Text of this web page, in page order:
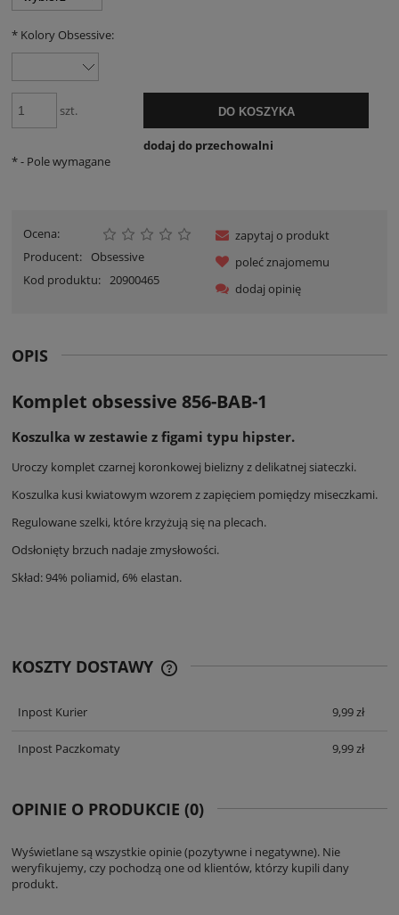
* Kolory Obsessive:
szt. DO KOSZYKA
dodaj do przechowalni
*- Pole wymagane
Ocena:
Producent:
Obsessive
Kod produktu: 20900465
zapytaj o produkt
poleć znajomemu
dodaj opinię
OPIS
Komplet obsessive 856-BAB-1
Koszulka w zestawie z figami typu hipster.
Uroczy komplet czarnej koronkowej bielizny z delikatnej siateczki.
Koszulka kusi kwiatowym wzorem z zapięciem pomiędzy miseczkami.
Regulowane szelki, które krzyżują się na plecach.
Odsłonięty brzuch nadaje zmysłowości.
Skład: 94% poliamid, 6% elastan.
KOSZTY DOSTAWY
Inpost Kurier
9,99 zł
Inpost Paczkomaty 9,99 zł
OPINIE O PRODUKCIE (0)
Wyświetlane są wszystkie opinie (pozytywne i negatywne). Nie
weryfikujemy, czy pochodzą one od klientów, którzy kupili dany
produkt.